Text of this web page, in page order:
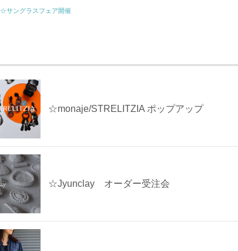
☆サングラスフェア開催
☆monaje/STRELITZIA ポップアップ
☆Jyunclay オーダー受注会